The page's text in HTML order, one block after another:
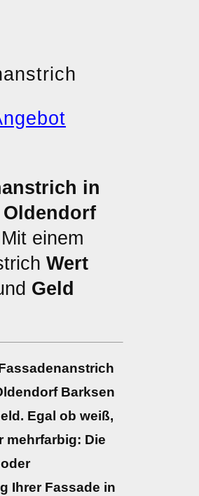
in
Mit einem
Wert
Geld
Barksen
Egal ob weiß,
mehrfarbig: Die
Ihrer Fassade in